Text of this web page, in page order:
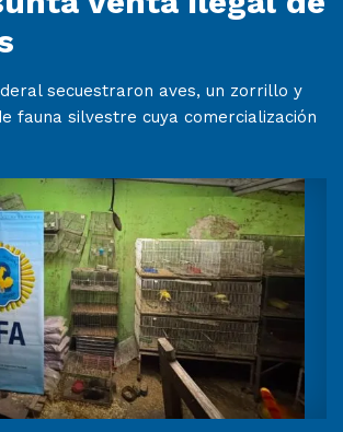
secuestraron aves, un zorrillo y
fauna silvestre cuya comercialización